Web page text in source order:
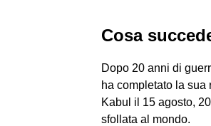
Cosa
Dopo 20 anni di
ha completato la
Kabul il 15 agosto,
sfollata al mondo.